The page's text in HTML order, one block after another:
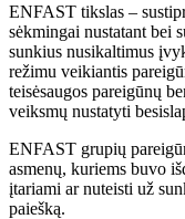
ENFAST tikslas –
sėkmingai nustatant bei
sunkius nusikaltimus
režimu veikiantis
teisėsaugos pareigūnų
veiksmų nustatyti
ENFAST grupių
asmenų, kuriems buvo
įtariami ar nuteisti už
paiešką.